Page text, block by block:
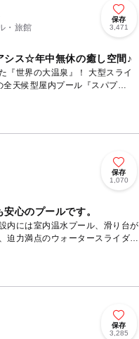
・旅館
保存
3,471
シス☆年中無休の癒し空間♪
『世界の大温泉』！ 大型スライ
天候型屋内プール『スパプ
した岩盤浴の『世界の大岩盤
保存
1,070
心のプールです。
内には室内温水プール、滑り台が
迫力満点のウォータースライダー
保存
3,285